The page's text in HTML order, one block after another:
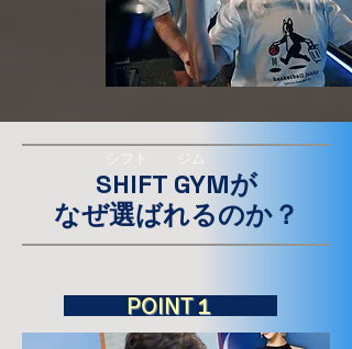
​シフト ジム
SHIFT GYMが
なぜ選ばれるのか？
​POINT１